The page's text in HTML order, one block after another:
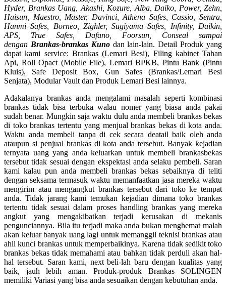
Hyder, Brankas Uang, Akashi, Kozure, Alba, Daiko, Power, Zehn,
Haisun, Maestro, Master, Davinci, Athena Safes, Cassio, Sentra,
Hanmi Safes, Borneo, Zighler, Sugiyama Safes, Infinity, Daikin,
APS, True Safes, Dafano, Foorsun, Conseal sampai
dengan Brankas-brankas Kunodan lain-lain. Detail Produk yang
dapat kami service: Brankas (Lemari Besi), Filing kabinet Tahan
Api, Roll Opact (Mobile File), Lemari BPKB, Pintu Bank (Pintu
Kluis), Safe Deposit Box, Gun Safes (Brankas/Lemari Besi
Senjata), Modular Vault dan Produk Lemari Besi lainnya.
Adakalanya brankas anda mengalami masalah seperti kombinasi
brankas tidak bisa terbuka walau nomer yang biasa anda pakai
sudah benar. Mungkin saja waktu dulu anda membeli brankas bekas
di toko brankas tertentu yang menjual brankas bekas di kota anda.
Waktu anda membeli tanpa di cek secara deatail baik oleh anda
ataupun si penjual brankas di kota anda tersebut. Banyak kejadian
ternyata uang yang anda keluarkan untuk membeli brankasbekas
tersebut tidak sesuai dengan ekspektasi anda selaku pembeli. Saran
kami kalau pun anda membeli brankas bekas sebaiknya di teliti
dengan seksama termasuk waktu memanfaatkan jasa mereka waktu
mengirim atau mengangkut brankas tersebut dari toko ke tempat
anda. Tidak jarang kami temukan kejadian dimana toko brankas
tertentu tidak sesuai dalam proses handling brankas yang mereka
angkut yang mengakibatkan terjadi kerusakan di mekanis
pengunciannya. Bila itu terjadi maka anda bukan menghemat malah
akan keluar banyak uang lagi untuk memanggil teknisi brankas atau
ahli kunci brankas untuk memperbaikinya. Karena tidak sedikit toko
brankas bekas tidak memahami atau bahkan tidak perduli akan hal-
hal tersebut. Saran kami, next beli-lah baru dengan kualitas yang
baik, jauh lebih aman. Produk-produk Brankas SOLINGEN
memiliki Variasi yang bisa anda sesuaikan dengan kebutuhan anda.